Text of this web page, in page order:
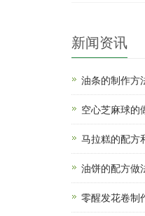
新闻资讯
油条的制作方
空心芝麻球的
马拉糕的配方
油饼的配方做
零醒发花卷制